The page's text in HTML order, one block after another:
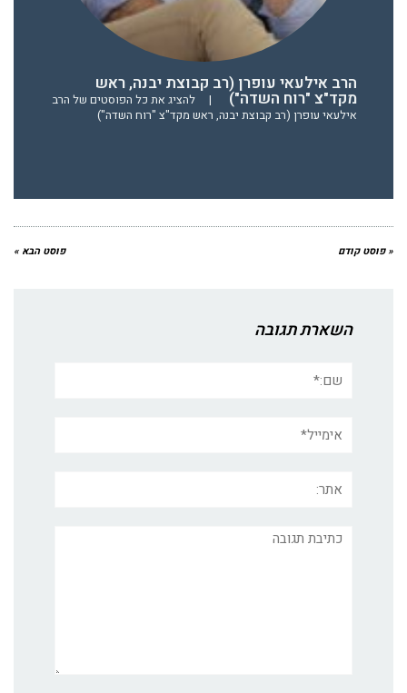
הרב אילעאי עופרן (רב קבוצת יבנה, ראש
מקד"צ "רוח השדה") |
להציג את כל הפוסטים של הרב
אילעאי עופרן (רב קבוצת יבנה, ראש מקד"צ "רוח השדה")
« פוסט קודם פוסט הבא »
השארת תגובה
תגובה